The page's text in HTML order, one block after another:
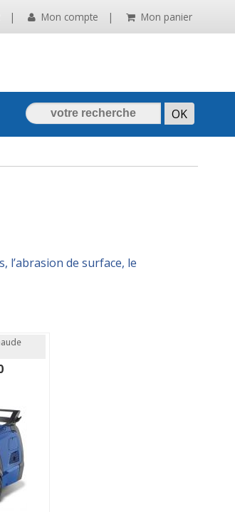
| Mon compte | Mon panier
l’abrasion de surface, le